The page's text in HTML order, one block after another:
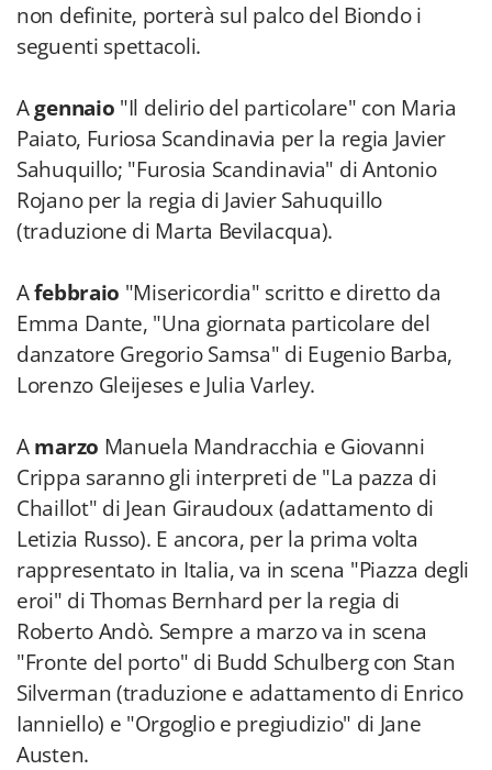
non definite, porterà sul palco del Biondo i
seguenti spettacoli.
Agennaio "Il delirio del particolare" con Maria
Paiato, Furiosa Scandinavia per la regia Javier
Sahuquillo; "Furosia Scandinavia" di Antonio
Rojano per la regia di Javier Sahuquillo
(traduzione di Marta Bevilacqua).
Afebbraio "Misericordia" scritto e diretto da
Emma Dante, "Una giornata particolare del
danzatore Gregorio Samsa" di Eugenio Barba,
Lorenzo Gleijeses e Julia Varley.
Amarzo Manuela Mandracchia e Giovanni
Crippa saranno gli interpreti de "La pazza di
Chaillot" di Jean Giraudoux (adattamento di
Letizia Russo). E ancora, per la prima volta
rappresentato in Italia, va in scena "Piazza degli
eroi" di Thomas Bernhard per la regia di
Roberto Andò. Sempre a marzo va in scena
"Fronte del porto" di Budd Schulberg con Stan
Silverman (traduzione e adattamento di Enrico
Ianniello) e "Orgoglio e pregiudizio" di Jane
Austen.